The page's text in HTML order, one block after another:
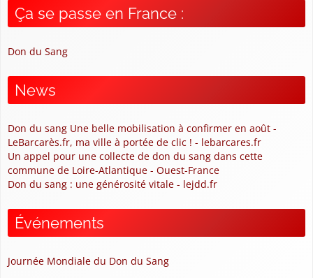
Ça se passe en France :
Don du Sang
News
Don du sang Une belle mobilisation à confirmer en août -
LeBarcarès.fr, ma ville à portée de clic ! - lebarcares.fr
Un appel pour une collecte de don du sang dans cette
commune de Loire-Atlantique - Ouest-France
Don du sang : une générosité vitale - lejdd.fr
Événements
Journée Mondiale du Don du Sang